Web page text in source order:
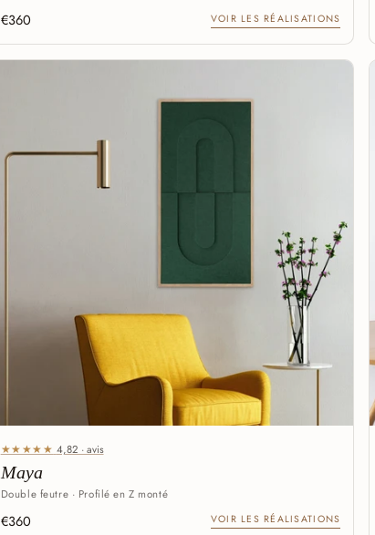
€360 VOIR LES RÉALISATIONS
★★★★★ 4,82 · avis
Maya
Double feutre · Profilé en Z monté
€360 VOIR LES RÉALISATIONS